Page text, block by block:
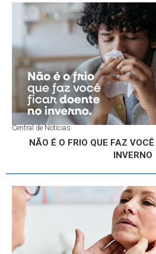
Central de Notícias
NÃO É O FRIO QUE FAZ
INVERNO